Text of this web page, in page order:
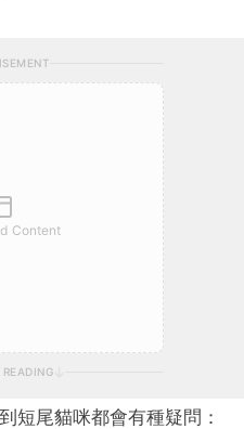
Content
短尾貓咪都會有種疑問：